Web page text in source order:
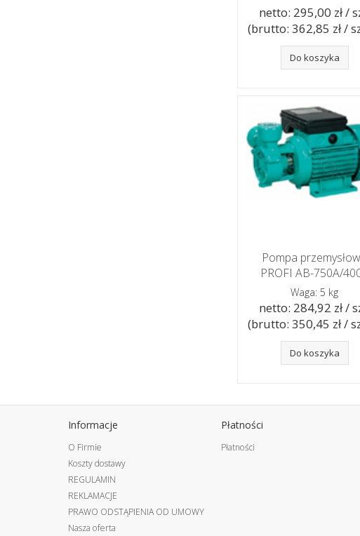
netto: 295,00 zł /
(brutto: 362,85 zł /
Do koszyka
Pompa
PROFI AB-750A/
Waga: 5 kg
netto: 284,92 zł /
(brutto: 350,45 zł /
Do koszyka
Informacje
O Firmie
Koszty dostawy
REGULAMIN
REKLAMACJE
PRAWO ODSTĄPIENIA OD UMOWY
Nasza oferta
Płatności
Płatności